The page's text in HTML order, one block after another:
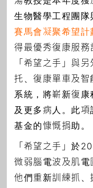
生物醫學工程團隊
賽馬會凝聚希望計
得最優秀復康服
「希望之手」與
托、復康單車及智
系統，將嶄新復
及更多病人。此
基金的慷慨捐助。
「希望之手」於
微弱腦電波及肌
他們重新訓練抓